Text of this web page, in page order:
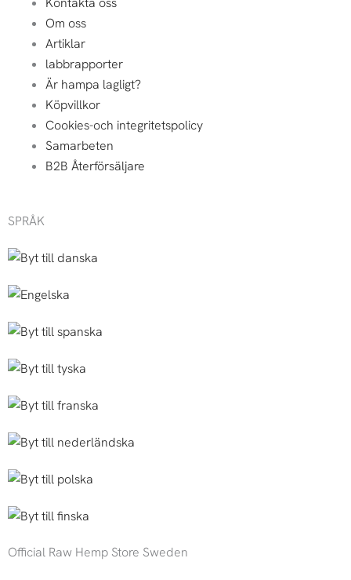
Om oss
Artiklar
labbrapporter
Är hampa lagligt?
Köpvillkor
Cookies-och integritetspolicy
Samarbeten
B2B Återförsäljare
SPRÅK
Official Raw Hemp Store Sweden